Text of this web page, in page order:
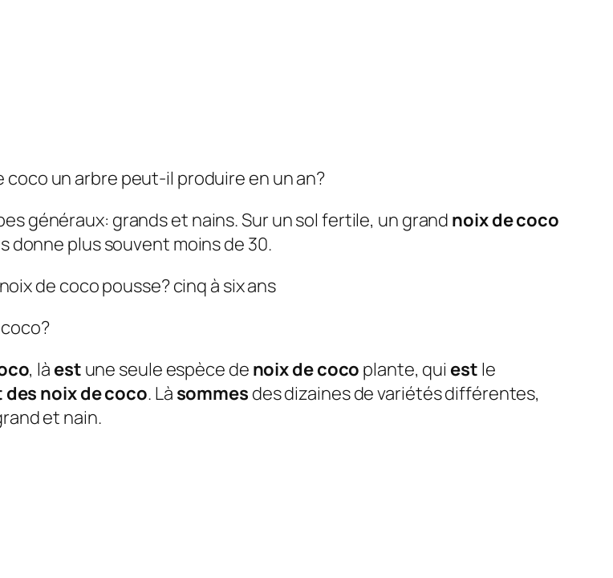
coco un arbre peut-il produire en un an?
généraux: grands et nains. Sur un sol fertile, un grand noix de coco
donne plus souvent moins de 30.
de coco pousse? cinq à six ans
, là est une seule espèce de noix de coco plante, qui est le
noix de coco. Là sommes des dizaines de variétés différentes,
et nain.